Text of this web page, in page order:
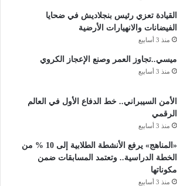
القيادة تعزي رئيس بنجلاديش في ضحايا
الفيضانات والانهيارات الأرضية
منذ 3 أسابيع
ميسي..تجاوز العمر وصنع الإعجاز الكروي
منذ 3 أسابيع
الأمن السيبراني.. خط الدفاع الأول في العالم
الرقمي
منذ 3 أسابيع
«المناهج» يرفع الأنشطة الطلابية إلى 10 % من
الخطة الدراسية.. وتعتمد المسابقات ضمن
مكوناتها
منذ 3 أسابيع